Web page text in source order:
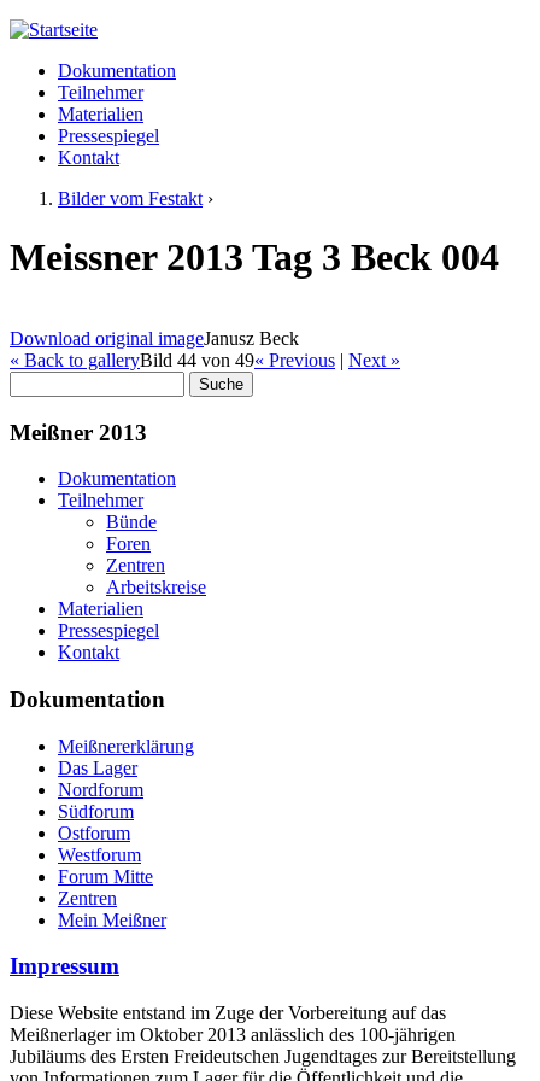
Jump to navigation
Meißner 2013
Hauptmenü
Dokumentation
Teilnehmer
Materialien
Pressespiegel
Kontakt
Bilder vom Festakt ›
Meissner 2013 Tag 3 Beck 004
Download original imageJanusz Beck
« Back to galleryBild 44 von 49« Previous | Next »
Meißner 2013
Dokumentation
Teilnehmer
Bünde
Foren
Zentren
Arbeitskreise
Materialien
Pressespiegel
Kontakt
Dokumentation
Meißnererklärung
Das Lager
Nordforum
Südforum
Ostforum
Westforum
Forum Mitte
Zentren
Mein Meißner
Impressum
Diese Website entstand im Zuge der Vorbereitung auf das
Meißnerlager im Oktober 2013 anlässlich des 100-jährigen
Jubiläums des Ersten Freideutschen Jugendtages zur Bereitstellung